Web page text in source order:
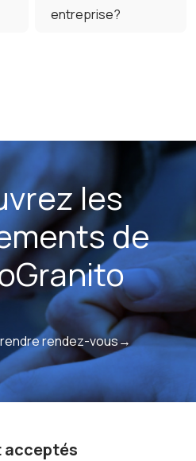
entreprise?
les
de
rendez-vous→
acceptés